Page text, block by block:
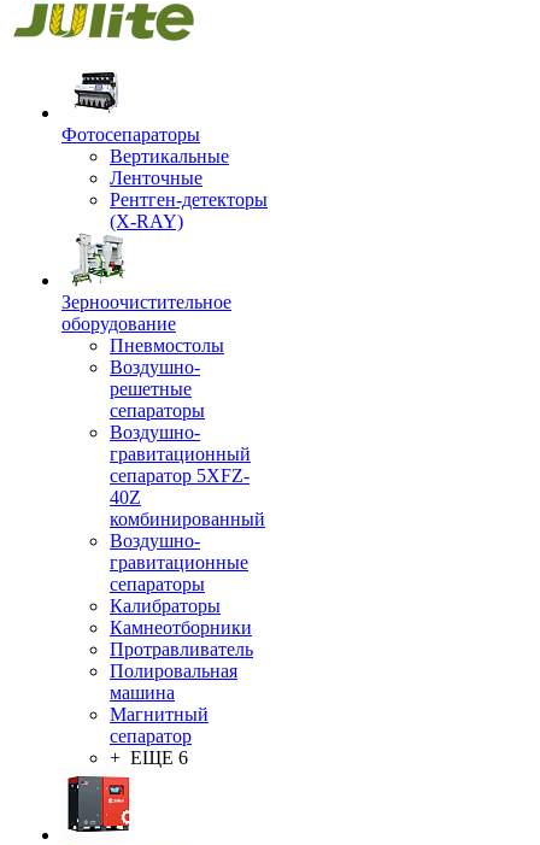
Фотосепараторы
Вертикальные
Ленточные
Рентген-детекторы
(X-RAY)
Зерноочистительное
оборудование
Пневмостолы
Воздушно-
решетные
сепараторы
Воздушно-
гравитационный
сепаратор 5XFZ-
40Z
комбинированный
Воздушно-
гравитационные
сепараторы
Калибраторы
Камнеотборники
Протравливатель
Полировальная
машина
Магнитный
сепаратор
+ ЕЩЕ 6